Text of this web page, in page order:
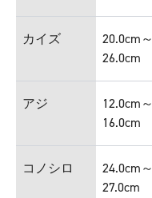
カイズ
20.0cm～
26.0cm
アジ
12.0cm～
16.0cm
コノシロ
24.0cm～
27.0cm